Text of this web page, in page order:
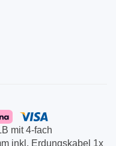
mit 4-fach
inkl. Erdungskabel 1x